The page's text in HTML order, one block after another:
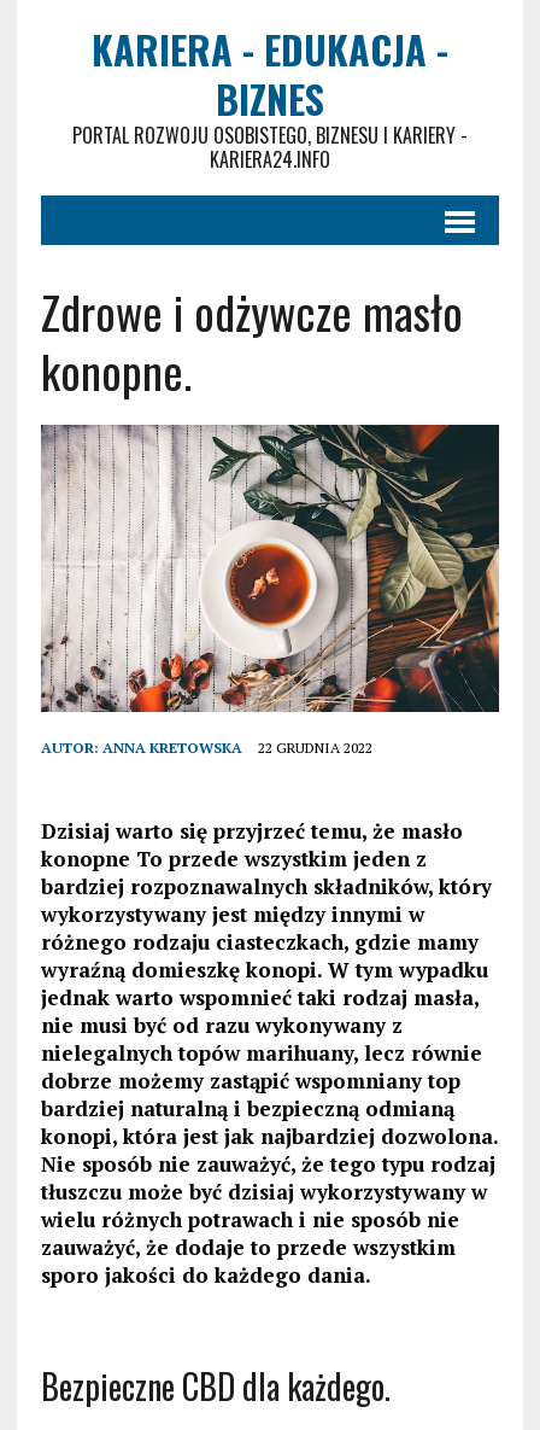
KARIERA - EDUKACJA -
BIZNES
PORTAL ROZWOJU OSOBISTEGO, BIZNESU I KARIERY -
KARIERA24.INFO
Zdrowe i odżywcze masło
konopne.
AUTOR: ANNA KRETOWSKA 22 GRUDNIA 2022
Dzisiaj warto się przyjrzeć temu, że masło
konopne To przede wszystkim jeden z
bardziej rozpoznawalnych składników, który
wykorzystywany jest między innymi w
różnego rodzaju ciasteczkach, gdzie mamy
wyraźną domieszkę konopi. W tym wypadku
jednak warto wspomnieć taki rodzaj masła,
nie musi być od razu wykonywany z
nielegalnych topów marihuany, lecz równie
dobrze możemy zastąpić wspomniany top
bardziej naturalną i bezpieczną odmianą
konopi, która jest jak najbardziej dozwolona.
Nie sposób nie zauważyć, że tego typu rodzaj
tłuszczu może być dzisiaj wykorzystywany w
wielu różnych potrawach i nie sposób nie
zauważyć, że dodaje to przede wszystkim
sporo jakości do każdego dania.
Bezpieczne CBD dla każdego.